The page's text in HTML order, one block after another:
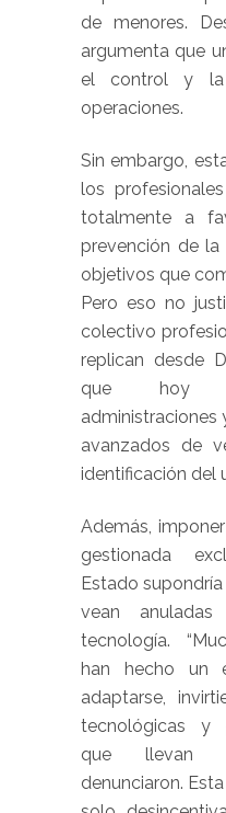
de menores.
argumenta que
el control y la
operaciones.
Sin embargo,
los
totalmente a
prevención de
objetivos que
Pero eso no
colectivo
replican desde
que hoy
administraciones
avanzados de
identificación del
Además,
gestionada
Estado
vean
tecnología.
han hecho un
adaptarse,
tecnológicas y
que llevan
denunciaron.